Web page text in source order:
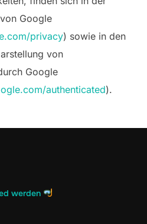
Google
privacy) sowie in den
von
Google
authenticated).
werden